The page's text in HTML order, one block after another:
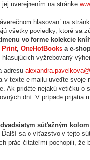
uverejnením na stránke
hlasovaní na
všetky poviedky, ktoré sa
vo forme kolekcie
Print, OneHotBooks a e-
vyžrebovaný
adresu alexandra.pavelkova@
v texte e-mailu uveďte svoje
Ak pridáte nejakú vetičku
dní. V prípade prijatia
dvadsiatym súťažným kolom
sa o víťazstvo v tejto
prác čitateľmi pochopili,